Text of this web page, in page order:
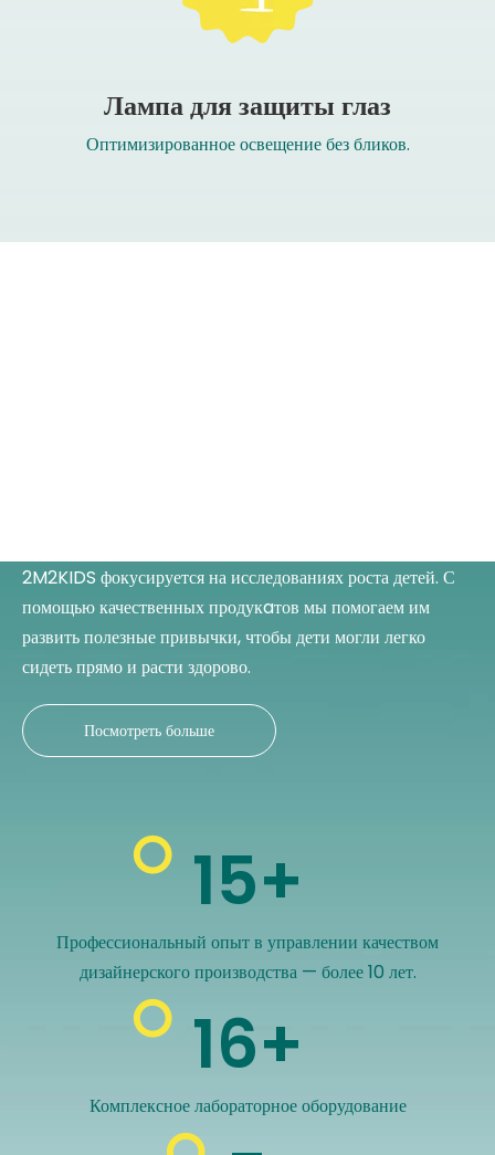
Лампа для защиты глаз
Оптимизированное освещение без бликов.
2M2KIDS фокусируется на исследованиях роста детей. С
помощью качественных продукaтов мы помогаем им
развить полезные привычки, чтобы дети могли легко
сидеть прямо и расти здорово.
Посмотреть больше
15+
Профессиональный опыт в управлении качеством
дизайнерского производства — более 10 лет.
16+
Комплексное лабораторное оборудование